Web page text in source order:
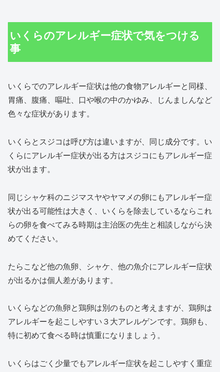
いくらのアレルギー症状で気をつける
事
いくらでのアレルギー症状は他の食物アレルギーと同様、
胃痛、腹痛、嘔吐、口や喉の中のかゆみ、じんましんなど
色々な症状があります。
いくらとスジコは呼び方は違いますが、同じ成分です。い
くらにアレルギー症状が出る方はスジコにもアレルギー症
状が出ます。
同じシャケ科のニジマスヤやヤマメの卵にもアレルギー症
状が出る可能性は大きく、いくらを除去しているならこれ
らの卵を食べてみる時期は主治医の先生と相談しながら決
めてください。
たらこなど他の魚卵、シャケ、他の魚介にアレルギー症状
が出るかは個人差があります。
いくらなどの魚卵と鶏卵は別のものと考えますが、鶏卵は
アレルギーを起こしやすい３大アレルゲンです。鶏卵も、
特に初めて食べる時は慎重になりましょう。
いくらはごく少量でもアレルギー症状を起こしやすく重症